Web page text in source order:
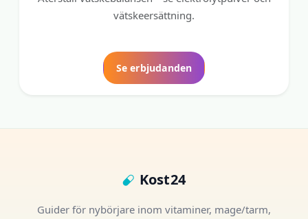
vätskeersättning.
Se erbjudanden
Kost24
Guider för nybörjare inom vitaminer, mage/tarm,